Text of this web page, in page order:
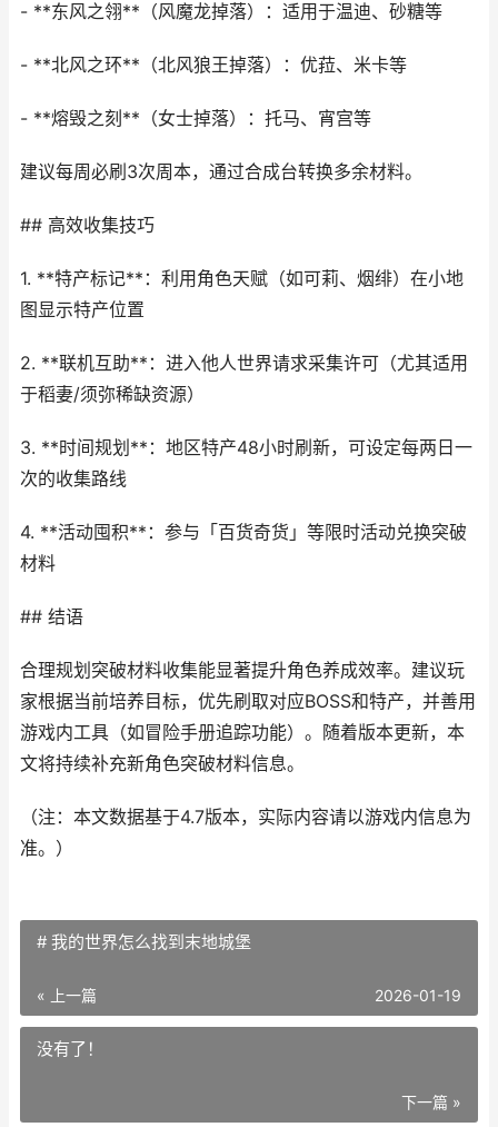
- **东风之翎**（风魔龙掉落）：适用于温迪、砂糖等
- **北风之环**（北风狼王掉落）：优菈、米卡等
- **熔毁之刻**（女士掉落）：托马、宵宫等
建议每周必刷3次周本，通过合成台转换多余材料。
## 高效收集技巧
1. **特产标记**：利用角色天赋（如可莉、烟绯）在小地
图显示特产位置
2. **联机互助**：进入他人世界请求采集许可（尤其适用
于稻妻/须弥稀缺资源）
3. **时间规划**：地区特产48小时刷新，可设定每两日一
次的收集路线
4. **活动囤积**：参与「百货奇货」等限时活动兑换突破
材料
## 结语
合理规划突破材料收集能显著提升角色养成效率。建议玩
家根据当前培养目标，优先刷取对应BOSS和特产，并善用
游戏内工具（如冒险手册追踪功能）。随着版本更新，本
文将持续补充新角色突破材料信息。
（注：本文数据基于4.7版本，实际内容请以游戏内信息为
准。）
# 我的世界怎么找到末地城堡
« 上一篇 2026-01-19
没有了！
下一篇 »